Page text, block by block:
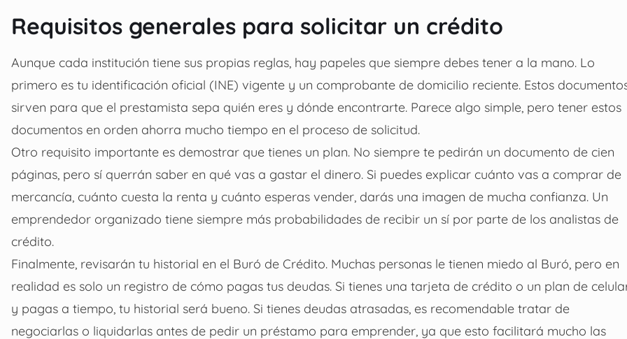
Requisitos generales para solicitar un crédito
Aunque cada institución tiene sus propias reglas, hay papeles que siempre debes tener a la mano. Lo
primero es tu identificación oficial (INE) vigente y un comprobante de domicilio reciente. Estos
sirven para que el prestamista sepa quién eres y dónde encontrarte. Parece algo simple, pero tener estos
documentos en orden ahorra mucho tiempo en el proceso de solicitud.
Otro requisito importante es demostrar que tienes un plan. No siempre te pedirán un documento de cien
páginas, pero sí querrán saber en qué vas a gastar el dinero. Si puedes explicar cuánto vas a comprar de
mercancía, cuánto cuesta la renta y cuánto esperas vender, darás una imagen de mucha confianza. Un
emprendedor organizado tiene siempre más probabilidades de recibir un sí por parte de los analistas de
crédito.
Finalmente, revisarán tu historial en el Buró de Crédito. Muchas personas le tienen miedo al Buró, pero en
realidad es solo un registro de cómo pagas tus deudas. Si tienes una tarjeta de crédito o un plan de
y pagas a tiempo, tu historial será bueno. Si tienes deudas atrasadas, es recomendable tratar de
negociarlas o liquidarlas antes de pedir un préstamo para emprender, ya que esto facilitará mucho las